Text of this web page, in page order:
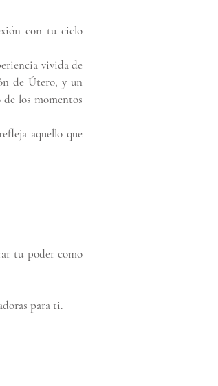
con tu ciclo
vivida de
de Útero, y un
los momentos
aquello que
tu poder como
para ti.